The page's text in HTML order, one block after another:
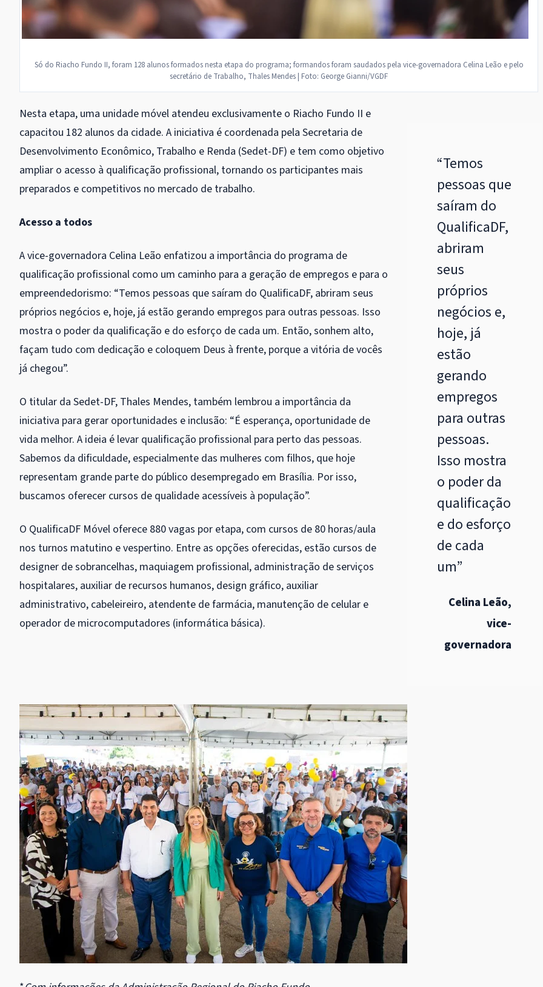
Só do Riacho Fundo II, foram 128 alunos formados nesta etapa do programa; formandos foram saudados pela vice-governadora Celina Leão e pelo
secretário de Trabalho, Thales Mendes | Foto: George Gianni/VGDF
“Temos
pessoas que
saíram do
QualificaDF,
abriram
seus
próprios
negócios e,
hoje, já
estão
gerando
empregos
para outras
pessoas.
Isso mostra
o poder da
qualificação
e do esforço
de cada
um”
Celina Leão,
vice-
governadora
Nesta etapa, uma unidade móvel atendeu exclusivamente o Riacho Fundo II e
capacitou 182 alunos da cidade. A iniciativa é coordenada pela Secretaria de
Desenvolvimento Econômico, Trabalho e Renda (Sedet-DF) e tem como objetivo
ampliar o acesso à qualificação profissional, tornando os participantes mais
preparados e competitivos no mercado de trabalho.
Acesso a todos
A vice-governadora Celina Leão enfatizou a importância do programa de
qualificação profissional como um caminho para a geração de empregos e para o
empreendedorismo: “Temos pessoas que saíram do QualificaDF, abriram seus
próprios negócios e, hoje, já estão gerando empregos para outras pessoas. Isso
mostra o poder da qualificação e do esforço de cada um. Então, sonhem alto,
façam tudo com dedicação e coloquem Deus à frente, porque a vitória de vocês
já chegou”.
O titular da Sedet-DF, Thales Mendes, também lembrou a importância da
iniciativa para gerar oportunidades e inclusão: “É esperança, oportunidade de
vida melhor. A ideia é levar qualificação profissional para perto das pessoas.
Sabemos da dificuldade, especialmente das mulheres com filhos, que hoje
representam grande parte do público desempregado em Brasília. Por isso,
buscamos oferecer cursos de qualidade acessíveis à população”.
O QualificaDF Móvel oferece 880 vagas por etapa, com cursos de 80 horas/aula
nos turnos matutino e vespertino. Entre as opções oferecidas, estão cursos de
designer de sobrancelhas, maquiagem profissional, ⁠administração de serviços
hospitalares, ⁠auxiliar de recursos humanos, ⁠design gráfico, ⁠auxiliar
administrativo, ⁠cabeleireiro, ⁠atendente de farmácia, ⁠manutenção de celular e
⁠operador de microcomputadores (informática básica).